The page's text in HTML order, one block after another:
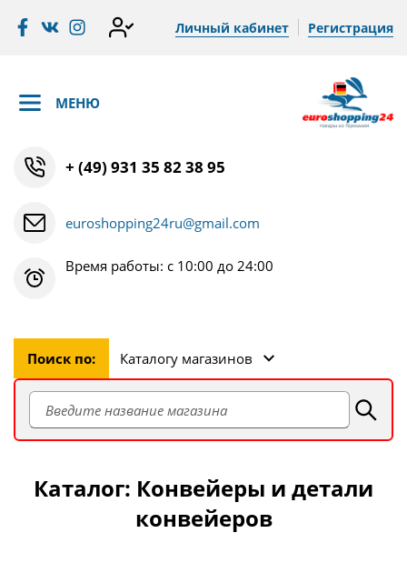
Личный кабинет Регистрация
МЕНЮ
+ (49) 931 35 82 38 95
euroshopping24ru@gmail.com
Время работы: с 10:00 до 24:00
Поиск по: Каталогу магазинов
Каталог: Конвейеры и детали
конвейеров